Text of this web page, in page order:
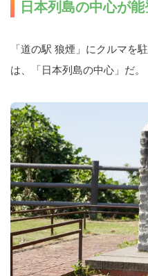
日本列島の中心が能
「道の駅 狼煙」にクルマを
は、「日本列島の中心」だ。